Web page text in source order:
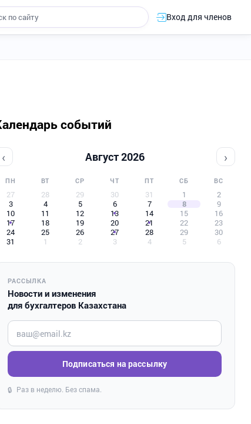
Вход для членов
событий
‹ Август 2026 ›
ПН ВТ СР ЧТ ПТ СБ ВС
27 28 29 30 31 1
2
3
4 5 6 7 8
9
10
11 12 13 14 15
16
17
18 19 20 21 22
23
24
25 26 27 28 29
30
31
1 2 3 4 5 6
РАССЫЛКА
Новости и изменения
для бухгалтеров Казахстана
Введите ваш e-mail
Подписаться на рассылку
🔒 Раз в неделю. Без спама.